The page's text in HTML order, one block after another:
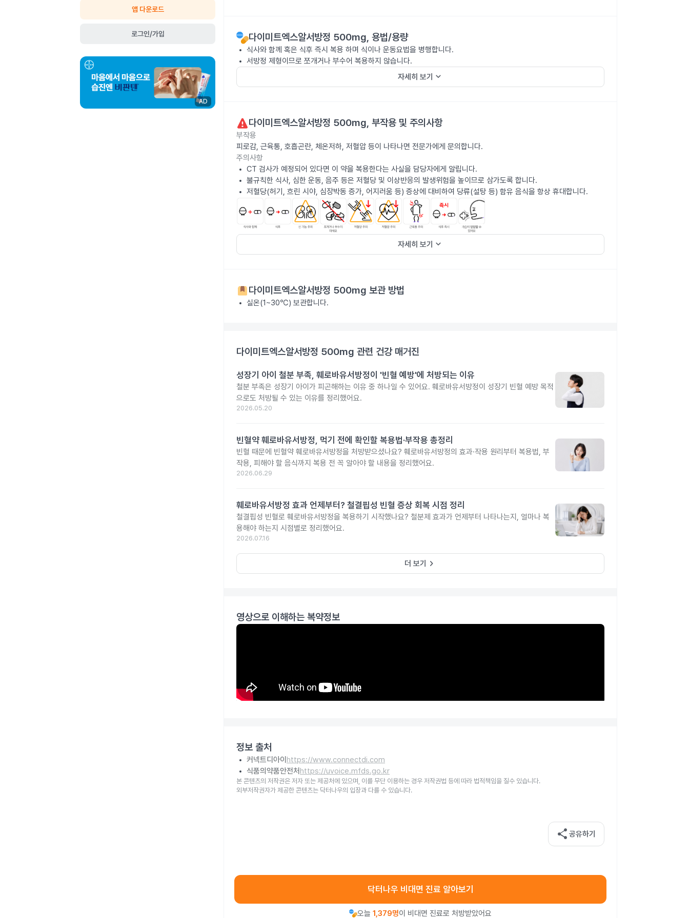
앱 다운로드
로그인/가입
AD
다이미트엑스알서방정 500mg, 용법/용량
식사와 함께 혹은 식후 즉시 복용 하며 식이나 운동요법을 병행합니다.
서방정 제형이므로 쪼개거나 부수어 복용하지 않습니다.
자세히 보기 keyboard_arrow_down
다이미트엑스알서방정 500mg, 부작용 및 주의사항
부작용
피로감, 근육통, 호흡곤란, 체온저하, 저혈압 등이 나타나면 전문가에게 문의합니다.
주의사항
CT 검사가 예정되어 있다면 이 약을 복용한다는 사실을 담당자에게 알립니다.
불규칙한 식사, 심한 운동, 음주 등은 저혈당 및 이상반응의 발생위험을 높이므로 삼가도록 합니다.
저혈당(허기, 흐린 시야, 심장박동 증가, 어지러움 등) 증상에 대비하여 당류(설탕 등) 함유 음식을 항상 휴대합니다.
자세히 보기 keyboard_arrow_down
다이미트엑스알서방정 500mg 보관 방법
실온(1~30℃) 보관합니다.
다이미트엑스알서방정 500mg 관련 건강 매거진
성장기 아이 철분 부족, 훼로바유서방정이 '빈혈 예방'에 처방되는 이유
철분 부족은 성장기 아이가 피곤해하는 이유 중 하나일 수 있어요. 훼로바유서방정이 성장기 빈혈 예방 목적
으로도 처방될 수 있는 이유를 정리했어요.
2026.05.20
빈혈약 훼로바유서방정, 먹기 전에 확인할 복용법·부작용 총정리
빈혈 때문에 빈혈약 훼로바유서방정을 처방받으셨나요? 훼로바유서방정의 효과·작용 원리부터 복용법, 부
작용, 피해야 할 음식까지 복용 전 꼭 알아야 할 내용을 정리했어요.
2026.06.29
훼로바유서방정 효과 언제부터? 철결핍성 빈혈 증상 회복 시점 정리
철결핍성 빈혈로 훼로바유서방정을 복용하기 시작했나요? 철분제 효과가 언제부터 나타나는지, 얼마나 복
용해야 하는지 시점별로 정리했어요.
2026.07.16
더 보기 keyboard_arrow_right
영상으로 이해하는 복약정보
정보 출처
커넥트디아이 https://www.connectdi.com
식품의약품안전처 https://uvoice.mfds.go.kr
본 콘텐츠의 저작권은 저자 또는 제공처에 있으며, 이를 무단 이용하는 경우 저작권법 등에 따라 법적책임을 질수 있습니다.
외부저작권자가 제공한 콘텐츠는 닥터나우의 입장과 다를 수 있습니다.
share 공유하기
닥터나우 비대면 진료 알아보기
오늘 1,379명이 비대면 진료로 처방받았어요